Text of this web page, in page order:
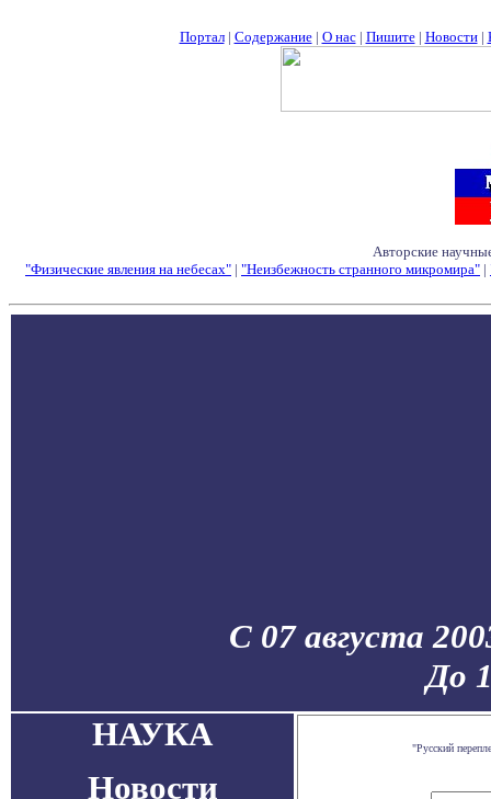
Портал| Содержание| О нас| Пишите| Новости|
Авторские
"Физические явления на небесах" | "Неизбежность странного микромира" |
С 07 августа
До
НАУКА
Новости
"Русский